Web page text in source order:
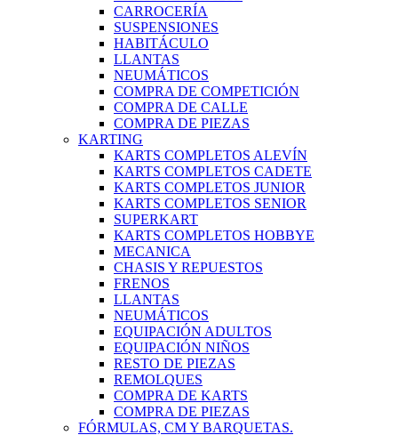
CARROCERÍA
SUSPENSIONES
HABITÁCULO
LLANTAS
NEUMÁTICOS
COMPRA DE COMPETICIÓN
COMPRA DE CALLE
COMPRA DE PIEZAS
KARTING
KARTS COMPLETOS ALEVÍN
KARTS COMPLETOS CADETE
KARTS COMPLETOS JUNIOR
KARTS COMPLETOS SENIOR
SUPERKART
KARTS COMPLETOS HOBBYE
MECANICA
CHASIS Y REPUESTOS
FRENOS
LLANTAS
NEUMÁTICOS
EQUIPACIÓN ADULTOS
EQUIPACIÓN NIÑOS
RESTO DE PIEZAS
REMOLQUES
COMPRA DE KARTS
COMPRA DE PIEZAS
FÓRMULAS, CM Y BARQUETAS.